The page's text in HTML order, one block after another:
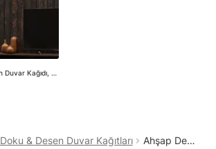
Yanık Ahşap Dokulu Siyah Duvar Kağıdı, Dikey Ahşap Panel Desenli Rustik Duvar Posteri
Doku & Desen Duvar Kağıtları Ahşap Desenli Duvar Kağıtları